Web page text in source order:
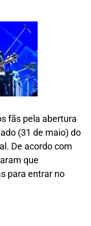
fãs pela abertura
(31 de maio) do
De acordo com
que
para entrar no